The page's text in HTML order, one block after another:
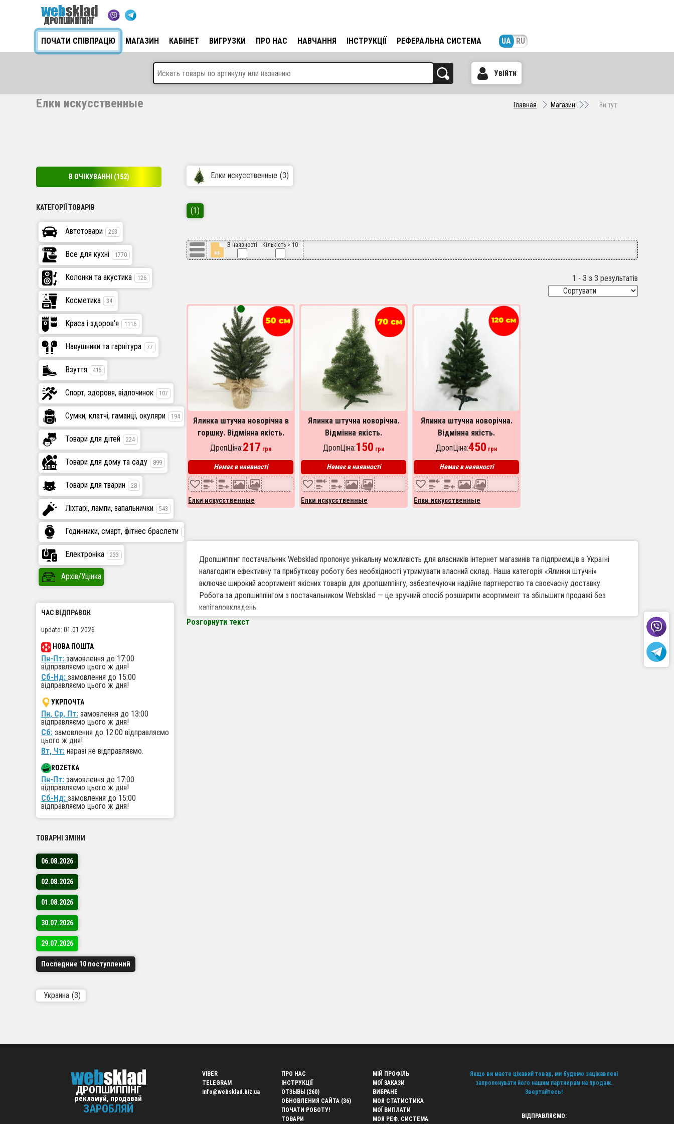
ПОЧАТИ СПІВПРАЦЮ МАГАЗИН КАБІНЕТ ВИГРУЗКИ ПРО НАС НАВЧАННЯ ІНСТРУКЦІЇ РЕФЕРАЛЬНА СИСТЕМА UA RU
Увійти
Елки искусственные Главная Магазин Ви тут
Елки искусственные (3)
(1)
В наявності Кількість > 10
1 - 3 з 3 результатів
Ялинка штучна новорічна в
горшку. Відмінна якість.
Виробництво Україна. 50 см
ДропЦіна:217 грн
Немає в наявності
Елки искусственные
Ялинка штучна новорічна.
Відмінна якість.
Виробництво Україна. 70 см
ДропЦіна:150 грн
Немає в наявності
Елки искусственные
Ялинка штучна новорічна.
Відмінна якість.
Виробництво Україна. 120 см
ДропЦіна:450 грн
Немає в наявності
Елки искусственные
Дропшиппінг постачальник Websklad пропонує унікальну можливість для власників інтернет магазинів та підприємців в Україні
налагодити ефективну та прибуткову роботу без необхідності утримувати власний склад. Наша категорія «Ялинки штучні»
включає широкий асортимент якісних товарів для дропшиппінгу, забезпечуючи надійне партнерство та своєчасну доставку.
Робота за дропшиппінгом з постачальником Websklad — це зручний спосіб розширити асортимент та збільшити продажі без
капіталовкладень.
Розгорнути текст
В ОЧІКУВАННІ (152)
КАТЕГОРІЇ ТОВАРІВ
Автотовари 263
Все для кухні 1770
Колонки та акустика 126
Косметика 34
Краса і здоров'я 1116
Навушники та гарнітура 77
Взуття 415
Спорт, здоровя, відпочинок 107
Сумки, клатчі, гаманці, окуляри 194
Товари для дітей 224
Товари для дому та саду 899
Товари для тварин 28
Ліхтарі, лампи, запальнички 543
Годинники, смарт, фітнес браслети
Електроніка 233
Архів/Уцінка
ЧАС ВІДПРАВОК
update: 01.01.2026
НОВА ПОШТА
Пн-Пт: замовлення до 17:00
відправляємо цього ж дня!
Сб-Нд: замовлення до 15:00
відправляємо цього ж дня!
УКРПОЧТА
Пн, Ср, Пт: замовлення до 13:00
відправляємо цього ж дня!
Сб: замовлення до 12:00 відправляємо
цього ж дня!
Вт, Чт: наразі не відправляємо.
ROZETKA
Пн-Пт: замовлення до 17:00
відправляємо цього ж дня!
Сб-Нд: замовлення до 15:00
відправляємо цього ж дня!
ТОВАРНІ ЗМІНИ
06.08.2026
02.08.2026
01.08.2026
30.07.2026
29.07.2026
Последние 10 поступлений
Украина (3)
ДРОПШИППІНГ
рекламуй, продавай
ЗАРОБЛЯЙ
VIBER
TELEGRAM
info@websklad.biz.ua
ПРО НАС
ІНСТРУКЦІЇ
ОТЗЫВЫ (260)
ОБНОВЛЕНИЯ САЙТА (36)
ПОЧАТИ РОБОТУ!
ТОВАРИ
МІЙ ПРОФІЛЬ
МОЇ ЗАКАЗИ
ВИБРАНЕ
МОЯ СТАТИСТИКА
МОЇ ВИПЛАТИ
МОЯ РЕФ. СИСТЕМА
Якщо ви маєте цікавий товар, ми будемо зацікавлені
запропонувати його нашим партнерам на продаж.
Звертайтесь!
ВІДПРАВЛЯЄМО: